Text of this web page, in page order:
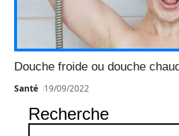
Douche froide ou douche
Santé 19/09/2022
Recherche